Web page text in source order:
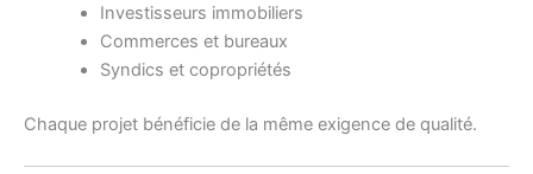
Investisseurs immobiliers
Commerces et bureaux
Syndics et copropriétés
Chaque projet bénéficie de la même exigence de qualité.